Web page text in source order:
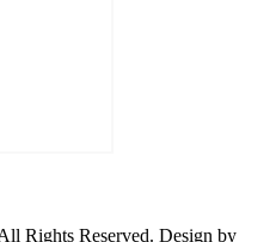
Rights Reserved. Design by